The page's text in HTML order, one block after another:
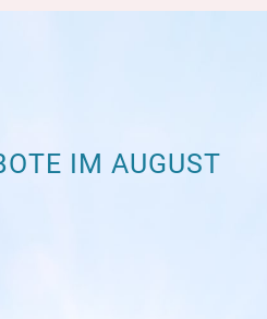
IM AUGUST